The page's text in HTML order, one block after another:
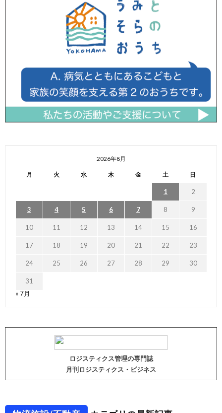
2026年8月
月 火 水 木 金 土 日
1 2
3 4 5 6 7 8 9
10 11 12 13 14 15 16
17 18 19 20 21 22 23
24 25 26 27 28 29 30
31
« 7月
ロジスティクス管理の専門誌
月刊ロジスティクス・ビジネス